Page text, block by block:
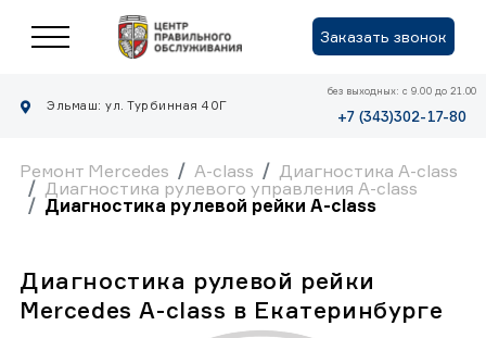
Заказать звонок
Эльмаш: ул. Турбинная 40Г
без выходных: с 9.00 до 21.00
+7 (343)302-17-80
Ремонт Mercedes A-class
Диагностика A-class
Диагностика рулевого управления A-class
Диагностика рулевой рейки A-class
Диагностика рулевой рейки
Mercedes A-class в Екатеринбурге